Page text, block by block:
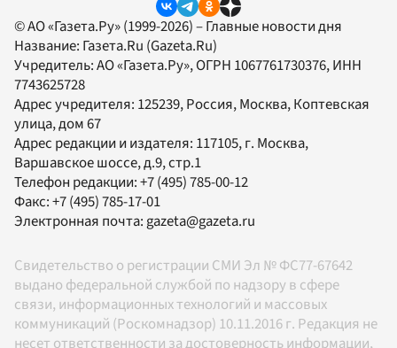
© АО «Газета.Ру» (1999-2026) – Главные новости дня
Название: Газета.Ru (Gazeta.Ru)
Учредитель:АО «Газета.Ру», ОГРН 1067761730376, ИНН
7743625728
Адрес учредителя: 125239, Россия, Москва, Коптевская
улица, дом 67
Адрес редакции и издателя: 117105, г. Москва,
Варшавское шоссе, д.9, стр.1
Телефон редакции:+7 (495) 785-00-12
Факс:+7 (495) 785-17-01
Электронная почта: gazeta@gazeta.ru
Свидетельство о регистрации СМИ Эл № ФС77-67642
выдано федеральной службой по надзору в сфере
связи, информационных технологий и массовых
коммуникаций (Роскомнадзор) 10.11.2016 г. Редакция не